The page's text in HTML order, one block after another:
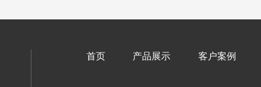
首页 产品展示 客户案例